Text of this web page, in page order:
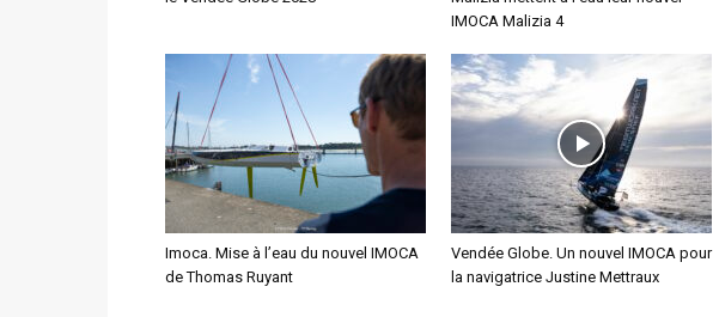
IMOCA Malizia 4
Imoca. Mise à l’eau du nouvel IMOCA
de Thomas Ruyant
Vendée Globe. Un nouvel IMOCA pour
la navigatrice Justine Mettraux